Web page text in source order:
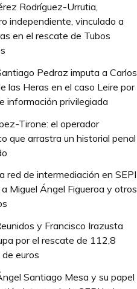
Rodríguez-Urrutia,
independiente, vinculado a
en el rescate de Tubos
Pedraz imputa a Carlos
las Heras en el caso Leire por
información privilegiada
Tirone: el operador
que arrastra un historial penal
red de intermediación en SEPI
Miguel Ángel Figueroa y otros
y Francisco Irazusta
por el rescate de 112,8
euros
Santiago Mesa y su papel